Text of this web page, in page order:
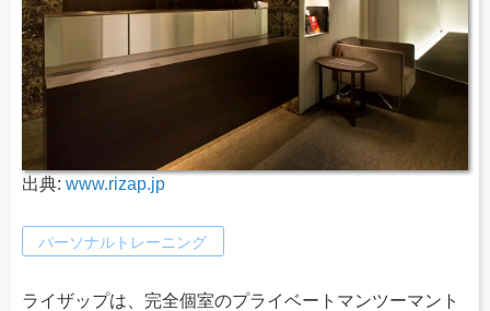
出典: www.rizap.jp
パーソナルトレーニング
ライザップは、完全個室のプライベートマンツーマント